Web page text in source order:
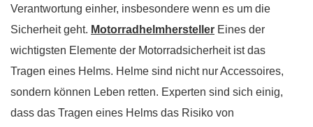
Verantwortung einher, insbesondere wenn es um die
Sicherheit geht. Motorradhelmhersteller Eines der
wichtigsten Elemente der Motorradsicherheit ist das
Tragen eines Helms. Helme sind nicht nur Accessoires,
sondern können Leben retten. Experten sind sich einig,
dass das Tragen eines Helms das Risiko von